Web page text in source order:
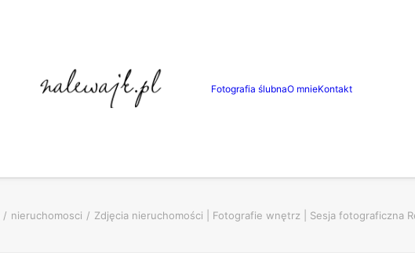
Fotografia ślubnaO mnieKontakt
nieruchomosci Zdjęcia nieruchomości | Fotografie wnętrz | Sesja fotograficzna